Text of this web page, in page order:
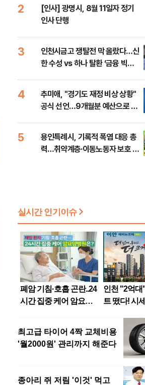
2
[인사] 광명시, 8월 11일자 정기
인사 단행
3
인천시금고 쟁탈전 막 올랐다…신
한 수성 vs 하나 탈환 ‘금융 빅매
4
추미애, "경기도 재정 비상 상황"
공식 선언…9개월분 예산으로 민
5
용인특례시, 기록적 폭염 대응 총
력…취약계층·이동노동자 보호 강